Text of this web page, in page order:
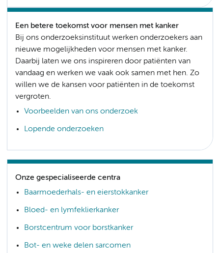
Een betere toekomst voor mensen met kanker
Bij ons onderzoeksinstituut werken onderzoekers aan
nieuwe mogelijkheden voor mensen met kanker.
Daarbij laten we ons inspireren door patiënten van
vandaag en werken we vaak ook samen met hen. Zo
willen we de kansen voor patiënten in de toekomst
vergroten.
Voorbeelden van ons onderzoek
Lopende onderzoeken
Onze gespecialiseerde centra
Baarmoederhals- en eierstokkanker
Bloed- en lymfeklierkanker
Borstcentrum voor borstkanker
Bot- en weke delen sarcomen